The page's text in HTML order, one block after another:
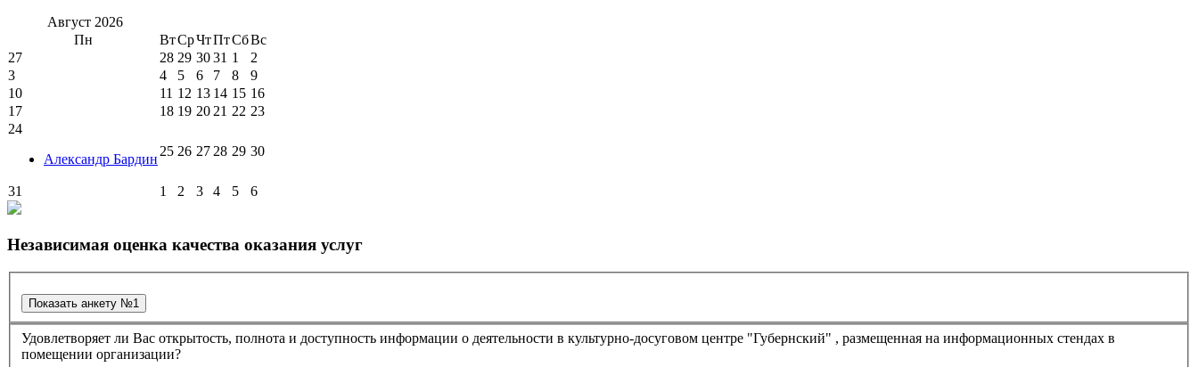
Август 2026
Пн
ВтСрЧтПтСбВс
27
28 29 3031 1
2
3
4 5 6 7 8
9
10
11 12 13 14 15 16
17
18 19 20 21 22 23
24
Александр Бардин
25 26 27 28 29 30
31 1 2 3 4 5 6
Независимая оценка качества оказания услуг
Удовлетворяет ли Вас открытость, полнота и доступность информации о деятельности в культурно-досуговом центре "Губернский" , размещенная на информационных стендах в
помещении организации?